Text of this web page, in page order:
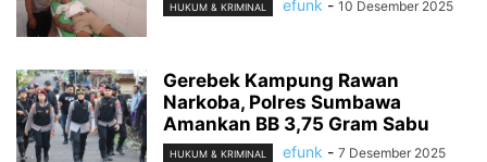
HUKUM & KRIMINAL efunk - 10 Desember 2025
Gerebek Kampung Rawan
Narkoba, Polres Sumbawa
Amankan BB 3,75 Gram Sabu
HUKUM & KRIMINAL efunk - 7 Desember 2025